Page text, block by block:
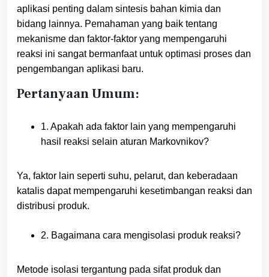
aplikasi penting dalam sintesis bahan kimia dan
bidang lainnya. Pemahaman yang baik tentang
mekanisme dan faktor-faktor yang mempengaruhi
reaksi ini sangat bermanfaat untuk optimasi proses dan
pengembangan aplikasi baru.
Pertanyaan Umum:
1. Apakah ada faktor lain yang mempengaruhi
hasil reaksi selain aturan Markovnikov?
Ya, faktor lain seperti suhu, pelarut, dan keberadaan
katalis dapat mempengaruhi kesetimbangan reaksi dan
distribusi produk.
2. Bagaimana cara mengisolasi produk reaksi?
Metode isolasi tergantung pada sifat produk dan